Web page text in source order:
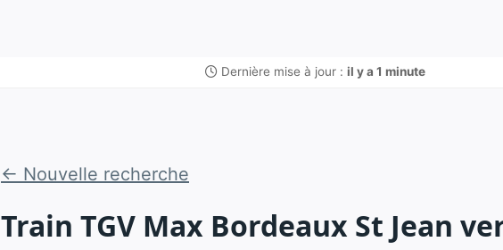
Dernière mise à jour : il y a 1 minute
← Nouvelle recherche
Train TGV Max Bordeaux St Jean